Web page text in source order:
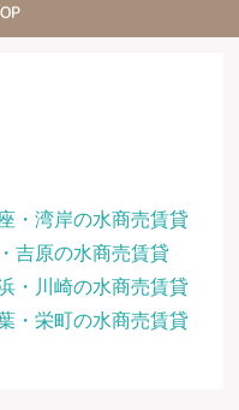
・湾岸の水商売賃貸
・吉原の水商売賃貸
・川崎の水商売賃貸
・栄町の水商売賃貸